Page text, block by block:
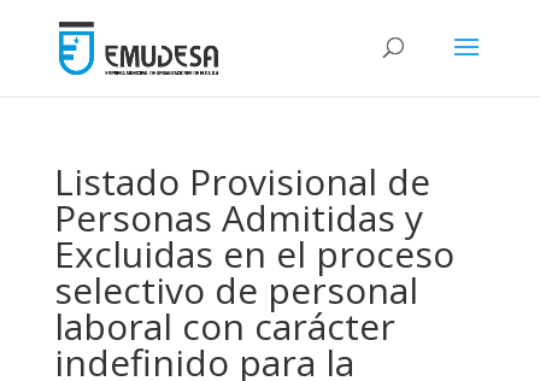
Listado Provisional de
Personas Admitidas y
Excluidas en el proceso
selectivo de personal
laboral con carácter
indefinido para la